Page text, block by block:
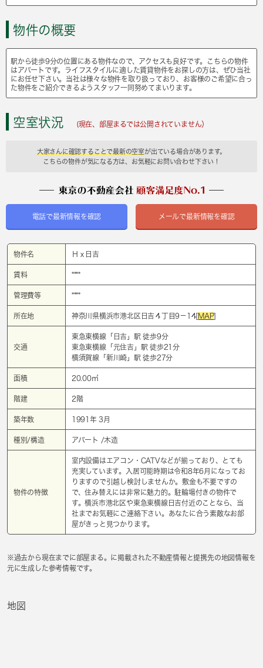
物件の概要
駅から徒歩9分の位置にある物件なので、アクセスも良好です。こちらの物件
はアパートです。ライフスタイルに適した賃貸物件をお探しの方は、ぜひ当社
にお任せ下さい。当社は様々な物件を取り扱っており、お客様のご希望に合っ
た物件をご紹介できるようスタッフ一同努めてまいります。
空室状況 (現在、部屋まるでは公開されていません）
大家さんに確認することで最新の空室が出ている場合があります。
こちらの物件が気になる方は、お気軽にお問い合わせ下さい！
電話で最新情報を確認 メールで最新情報を確認
物件名 Ｈｘ日吉
賃料 ****
管理費等 ****
所在地 神奈川県横浜市港北区日吉４丁目9－14[MAP]
交通
東急東横線「 日吉 」駅 徒歩9分
東急東横線「 元住吉 」駅 徒歩21分
横須賀線「 新川崎 」駅 徒歩27分
面積 20.00㎡
階建 2階
築年数 1991年 3月
種別/構造 アパート /木造
物件の特徴
室内設備はエアコン・CATVなどが揃っており、とても
充実しています。入居可能時期は令和8年6月になってお
りますので引越し検討しませんか。敷金も不要ですの
で、住み替えには非常に魅力的。駐輪場付きの物件で
す。横浜市港北区や東急東横線日吉付近のことなら、当
社までお気軽にご連絡下さい。あなたに合う素敵なお部
屋がきっと見つかります。
※過去から現在までに部屋まる。に掲載された不動産情報と提携先の地図情報を
元に生成した参考情報です。
地図